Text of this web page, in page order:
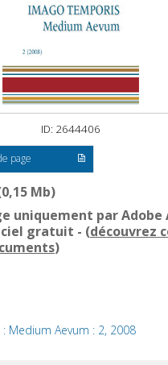
ID: 2644406
page
Mb)
uniquement par Adobe
gratuit - (découvrez
)
Medium Aevum : 2, 2008